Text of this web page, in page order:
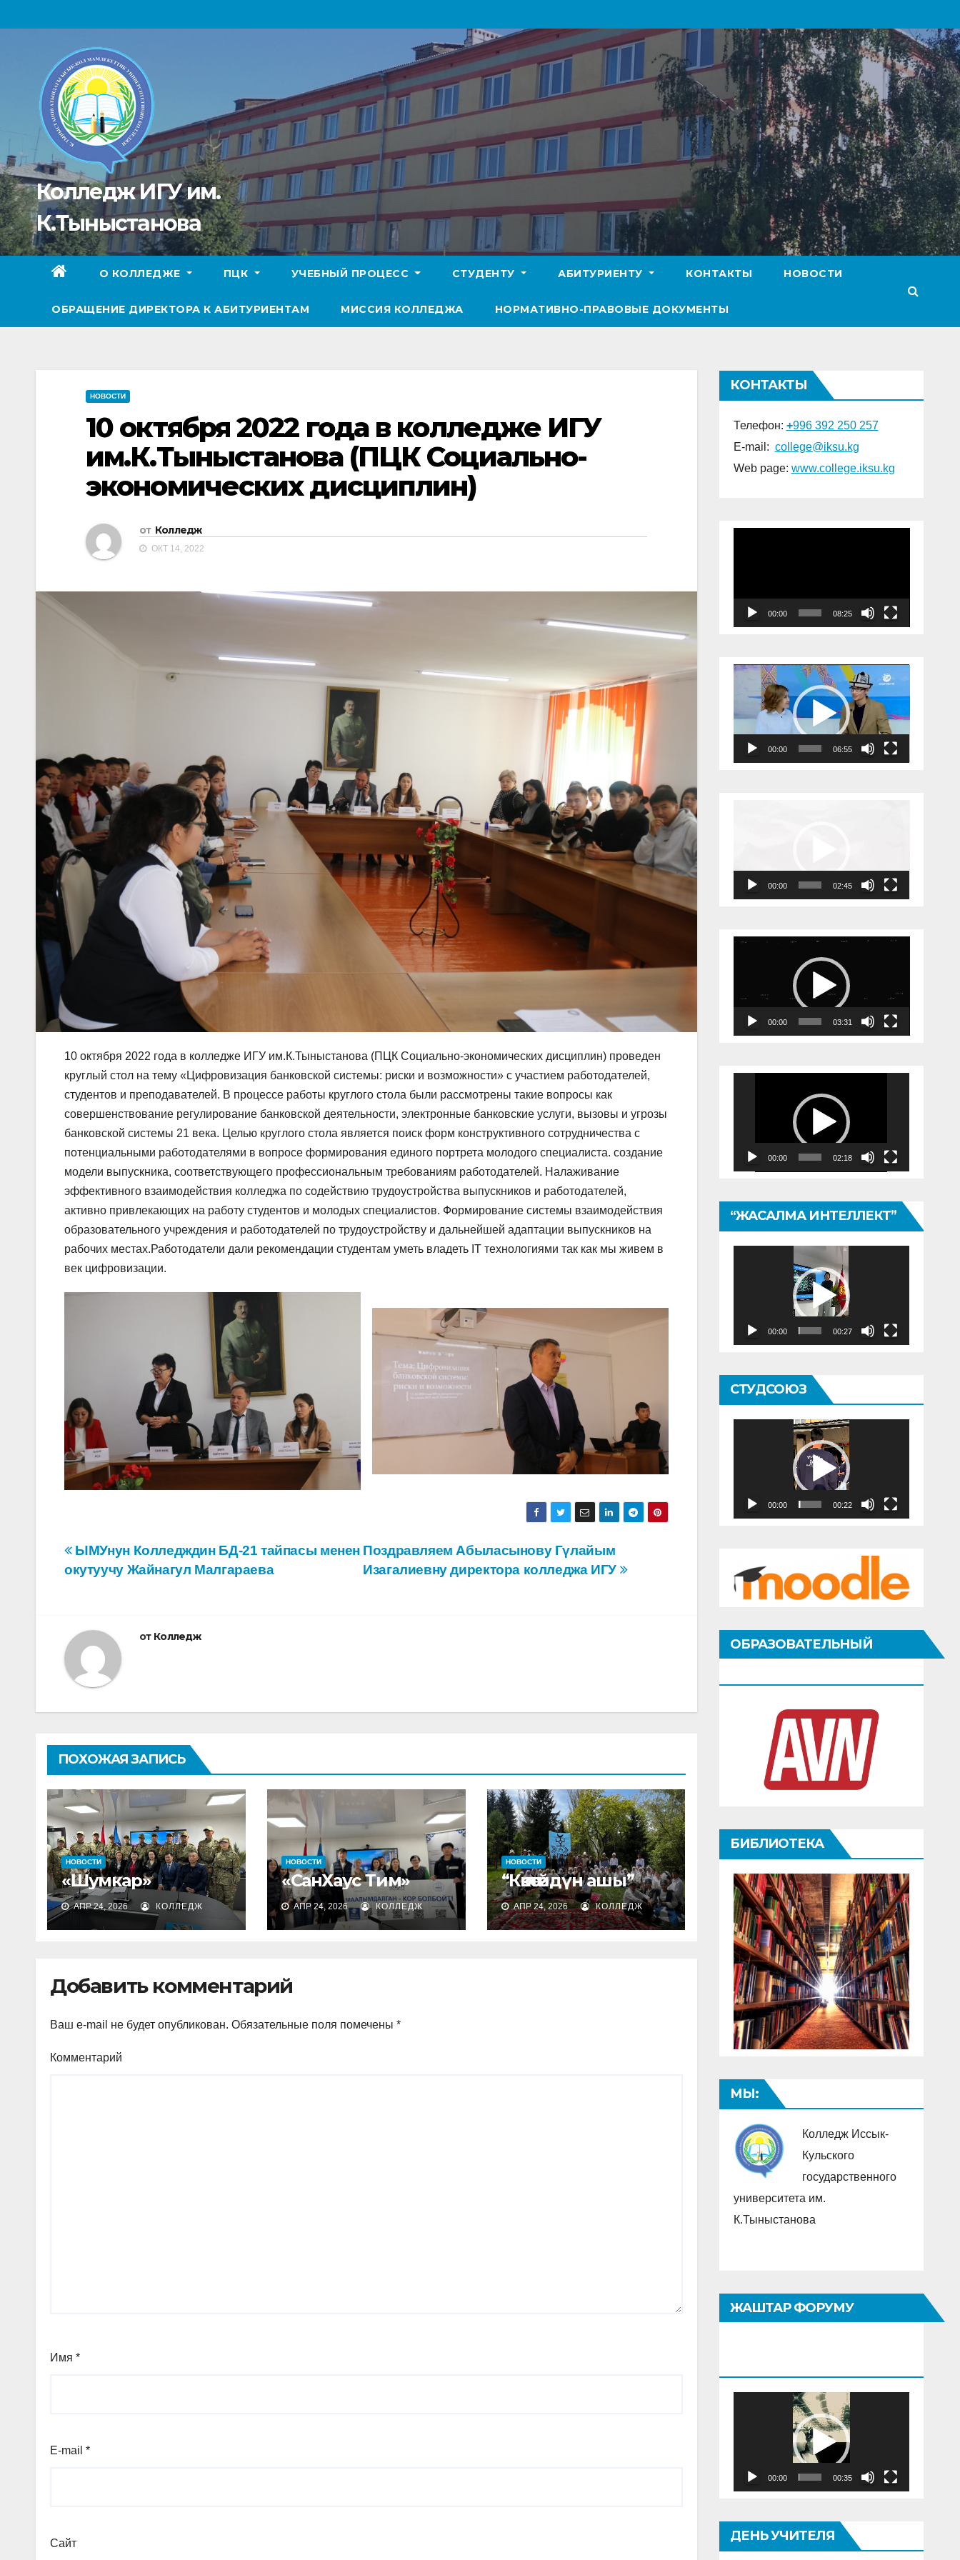
к
содержимому
Колледж ИГУ им.
К.Тыныстанова
О КОЛЛЕДЖЕ ПЦК УЧЕБНЫЙ ПРОЦЕСС СТУДЕНТУ АБИТУРИЕНТУ КОНТАКТЫ НОВОСТИ
ОБРАЩЕНИЕ ДИРЕКТОРА К АБИТУРИЕНТАМ МИССИЯ КОЛЛЕДЖА НОРМАТИВНО-ПРАВОВЫЕ ДОКУМЕНТЫ
НОВОСТИ
10 октября 2022 года в колледже ИГУ
им.К.Тыныстанова (ПЦК Социально-
экономических дисциплин)
от Колледж
ОКТ 14, 2022
10 октября 2022 года в колледже ИГУ им.К.Тыныстанова (ПЦК Социально-экономических дисциплин) проведен
круглый стол на тему «Цифровизация банковской системы: риски и возможности» с участием работодателей,
студентов и преподавателей. В процессе работы круглого стола были рассмотрены такие вопросы как
совершенствование регулирование банковской деятельности, электронные банковские услуги, вызовы и угрозы
банковской системы 21 века. Целью круглого стола является поиск форм конструктивного сотрудничества с
потенциальными работодателями в вопросе формирования единого портрета молодого специалиста. создание
модели выпускника, соответствующего профессиональным требованиям работодателей. Налаживание
эффективного взаимодействия колледжа по содействию трудоустройства выпускников и работодателей,
активно привлекающих на работу студентов и молодых специалистов. Формирование системы взаимодействия
образовательного учреждения и работодателей по трудоустройству и дальнейшей адаптации выпускников на
рабочих местах.Работодатели дали рекомендации студентам уметь владеть IT технологиями так как мы живем в
век цифровизации.
Навигация
по
Поздравляем Абыласынову Гүлайым
Изагалиевну директора колледжа ИГУ
ЫМУнун Колледждин БД-21 тайпасы менен
окутуучу Жайнагул Малгараева
от Колледж
ПОХОЖАЯ ЗАПИСЬ
НОВОСТИ
«Шумкар»
АПР 24, 2026 КОЛЛЕДЖ
НОВОСТИ
«СанХаус Тим»
АПР 24, 2026 КОЛЛЕДЖ
НОВОСТИ
“Көкөтөйдүн ашы”
АПР 24, 2026 КОЛЛЕДЖ
Добавить комментарий
Ваш e-mail не будет опубликован. Обязательные поля помечены *
Комментарий
Имя *
E-mail *
Сайт
КОНТАКТЫ
Телефон: +996 392 250 257
E-mail: college@iksu.kg
Web page: www.college.iksu.kg
00:00 08:25
Видеоплеер
00:00 06:55
00:00 02:45
Видеоплеер
00:00 03:31
00:00 02:18
“ЖАСАЛМА ИНТЕЛЛЕКТ”
00:00 00:27
СТУДСОЮЗ
Видеоплеер
00:00 00:22
ОБРАЗОВАТЕЛЬНЫЙ
БИБЛИОТЕКА
МЫ:
Колледж Иссык-
Кульского
государственного
университета им.
К.Тыныстанова
ЖАШТАР ФОРУМУ
Видеоплеер
00:00 00:35
ДЕНЬ УЧИТЕЛЯ